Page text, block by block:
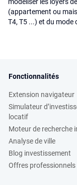
(appartement ou
T4, T5 ...) et du mode
Fonctionnalités
Extension navigateur
Simulateur
locatif
Moteur de recherche
Analyse de ville
Blog investissement
Offres professionnels